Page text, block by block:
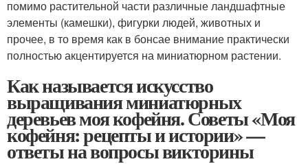
помимо растительной части различные ландшафтные
элементы (камешки), фигурки людей, животных и
прочее, в то время как в бонсае внимание практически
полностью акцентируется на миниатюрном растении.
Как называется искусство
выращивания миниатюрных
деревьев моя кофейня. Советы «Моя
кофейня: рецепты и истории» —
ответы на вопросы викторины